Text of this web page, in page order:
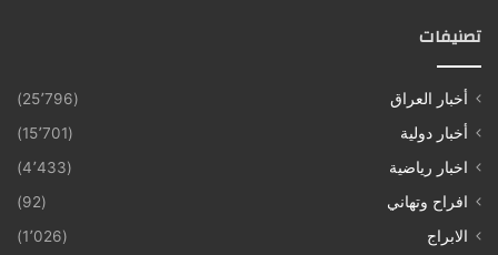
تصنيفات
أخبار العراق
(25٬796)
أخبار دولية
(15٬701)
اخبار رياضية
(4٬433)
افراح وتهاني
(92)
الابراج
(1٬026)